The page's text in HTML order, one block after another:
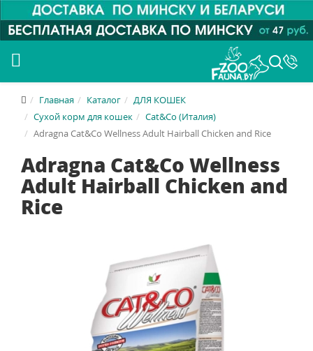
Главная Каталог
ДЛЯ КОШЕК
Сухой корм для кошек
Cat&Co (Италия)
Adragna Cat&Co Wellness Adult Hairball Сhicken and Rice
Adragna Cat&Co Wellness
Adult Hairball Сhicken and
Rice